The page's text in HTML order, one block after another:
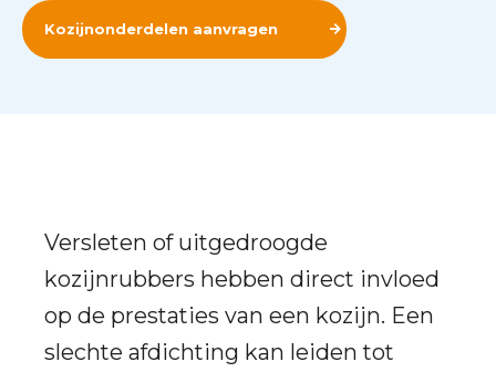
Kozijnonderdelen aanvragen
Versleten of uitgedroogde
kozijnrubbers hebben direct invloed
op de prestaties van een kozijn. Een
slechte afdichting kan leiden tot